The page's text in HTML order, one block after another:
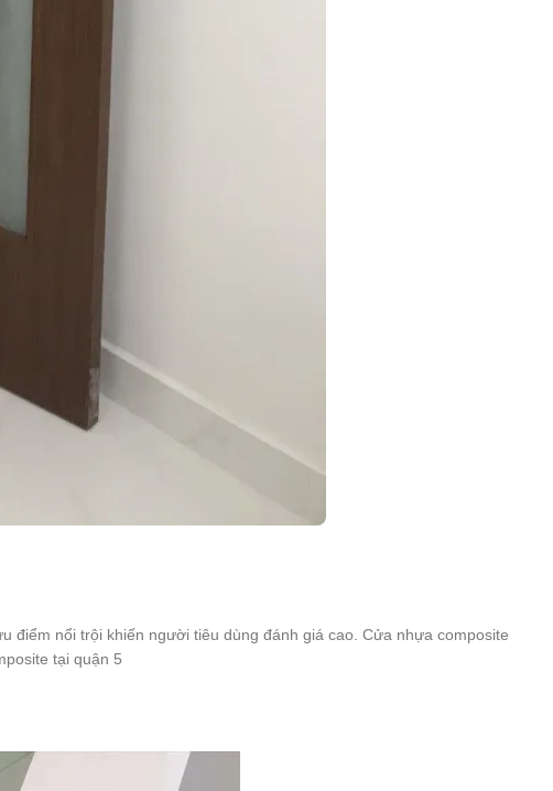
nổi trội khiến người tiêu dùng đánh giá cao. Cửa nhựa composite
tại quận 5